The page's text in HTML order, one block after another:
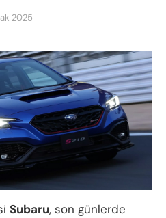
2025
Subaru, son günlerde